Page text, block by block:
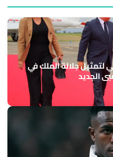
لتمثيل جلالة الملك في
الجديد